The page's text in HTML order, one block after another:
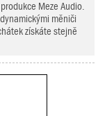
Meze Audio.
měniči
získáte stejně